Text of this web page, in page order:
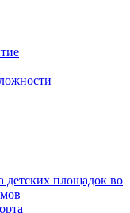
детских площадок во